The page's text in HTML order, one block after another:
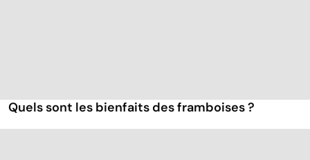
Quels sont les bienfaits des framboises ?